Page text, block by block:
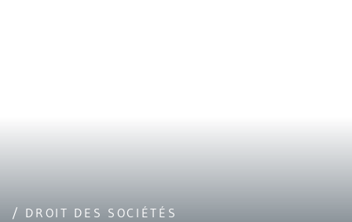
/ DROIT DES SOCIÉTÉS